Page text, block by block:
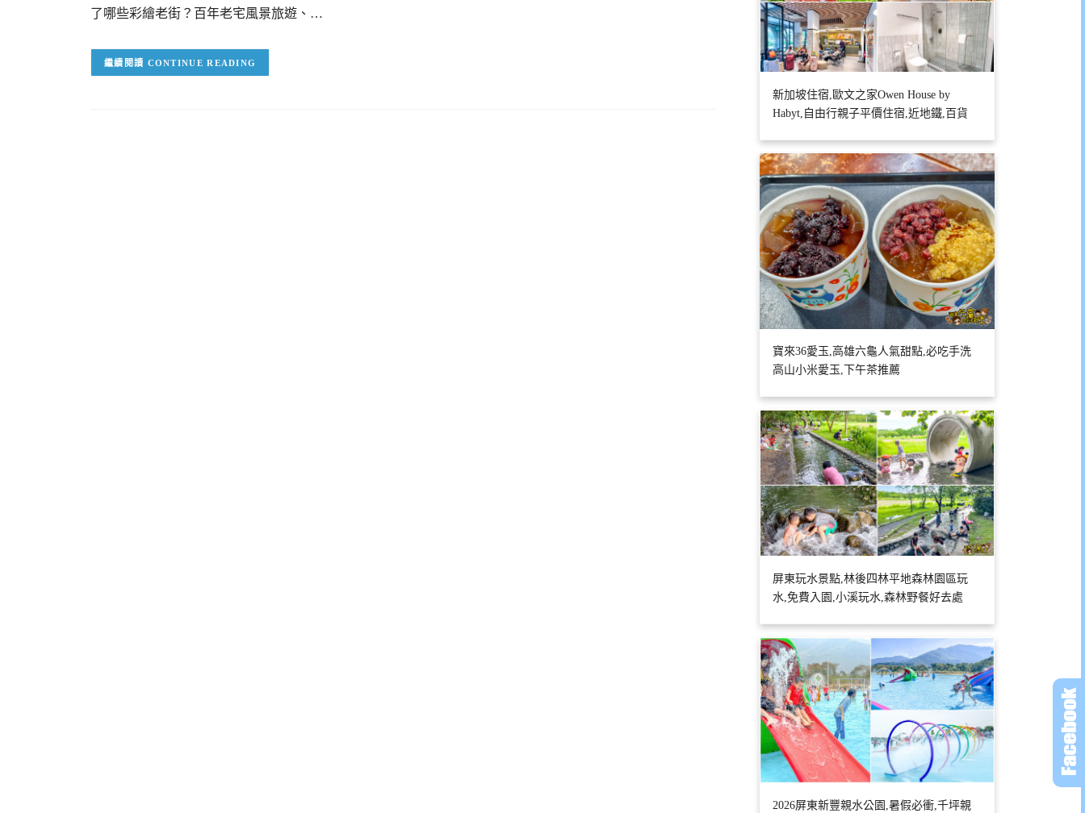
了哪些彩繪老街？百年老宅風景旅遊、…
CONTINUE READING
新加坡住宿,歐文之家Owen House by
Habyt,自由行親子平價住宿,近地鐵,百貨
寶來36愛玉,高雄六龜人氣甜點,必吃手洗
高山小米愛玉,下午茶推薦
屏東玩水景點,林後四林平地森林園區玩
水,免費入園,小溪玩水,森林野餐好去處
2026屏東新豐親水公園,暑假必衝,千坪親